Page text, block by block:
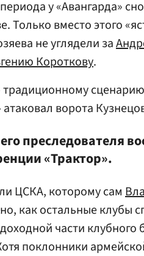
у «Авангарда»
Только вместо этого
не углядели за
Короткову.
ворота
преследователя
«Трактор».
ЦСКА, которому сам
как остальные клубы
части
поклонники